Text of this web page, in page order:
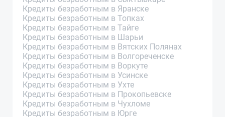
Кредиты безработным в Яранске
Кредиты безработным в Топках
Кредиты безработным в Тайге
Кредиты безработным в Шарьи
Кредиты безработным в Вятских Полянах
Кредиты безработным в Волгореченске
Кредиты безработным в Воркуте
Кредиты безработным в Усинске
Кредиты безработным в Ухте
Кредиты безработным в Прокопьевске
Кредиты безработным в Чухломе
Кредиты безработным в Юрге